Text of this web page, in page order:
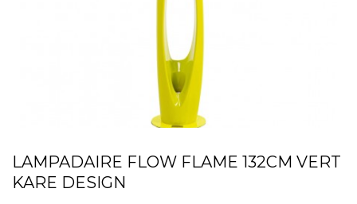
LAMPADAIRE FLOW FLAME 132CM VERT
KARE DESIGN